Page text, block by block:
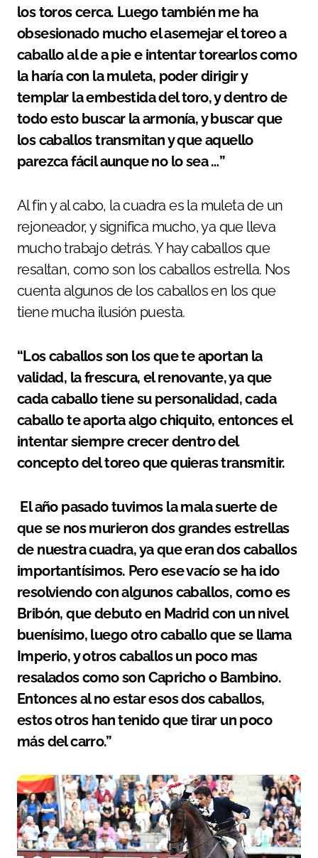
los toros cerca. Luego también me ha
obsesionado mucho el asemejar el toreo a
caballo al de a pie e intentar torearlos como
la haría con la muleta, poder dirigir y
templar la embestida del toro, y dentro de
todo esto buscar la armonía, y buscar que
los caballos transmitan y que aquello
parezca fácil aunque no lo sea …”
Al fin y al cabo, la cuadra es la muleta de un
rejoneador, y significa mucho, ya que lleva
mucho trabajo detrás. Y hay caballos que
resaltan, como son los caballos estrella. Nos
cuenta algunos de los caballos en los que
tiene mucha ilusión puesta.
“Los caballos son los que te aportan la
validad, la frescura, el renovante, ya que
cada caballo tiene su personalidad, cada
caballo te aporta algo chiquito, entonces el
intentar siempre crecer dentro del
concepto del toreo que quieras transmitir.
El año pasado tuvimos la mala suerte de
que se nos murieron dos grandes estrellas
de nuestra cuadra, ya que eran dos caballos
importantísimos. Pero ese vacío se ha ido
resolviendo con algunos caballos, como es
Bribón, que debuto en Madrid con un nivel
buenísimo, luego otro caballo que se llama
Imperio, y otros caballos un poco mas
resalados como son Capricho o Bambino.
Entonces al no estar esos dos caballos,
estos otros han tenido que tirar un poco
más del carro.”